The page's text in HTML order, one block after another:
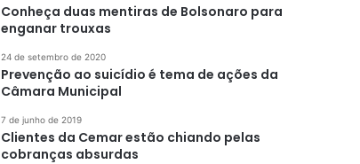
Conheça duas mentiras de Bolsonaro para
enganar trouxas
24 de setembro de 2020
Prevenção ao suicídio é tema de ações da
Câmara Municipal
7 de junho de 2019
Clientes da Cemar estão chiando pelas
cobranças absurdas